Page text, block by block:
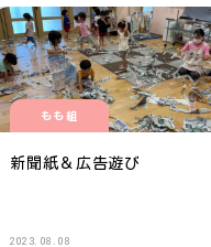
もも組
新聞紙＆広告遊び
2023.08.08